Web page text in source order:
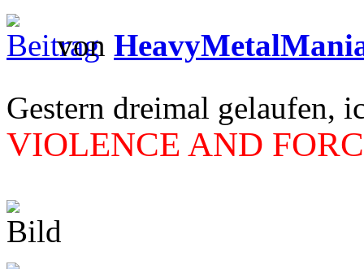
von
Gestern dreimal gelaufen,
VIOLENCE AND